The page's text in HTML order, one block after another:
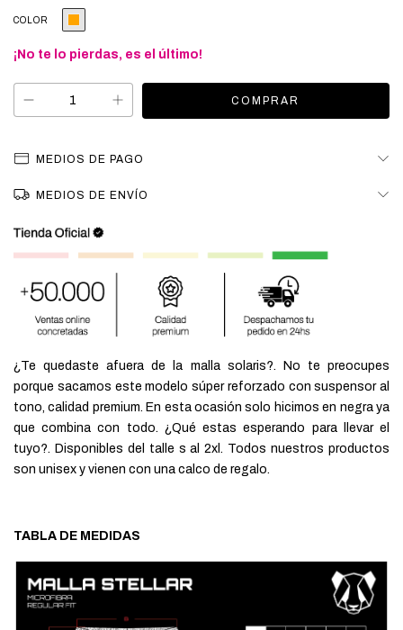
COLOR
¡No te lo pierdas, es el último!
MEDIOS DE PAGO
MEDIOS DE ENVÍO
¿Te quedaste afuera de la malla solaris?. No te preocupes
porque sacamos este modelo súper reforzado con suspensor al
tono, calidad premium. En esta ocasión solo hicimos en negra ya
que combina con todo. ¿Qué estas esperando para llevar el
tuyo?. Disponibles del talle s al 2xl. Todos nuestros productos
son unisex y vienen con una calco de regalo.
TABLA DE MEDIDAS